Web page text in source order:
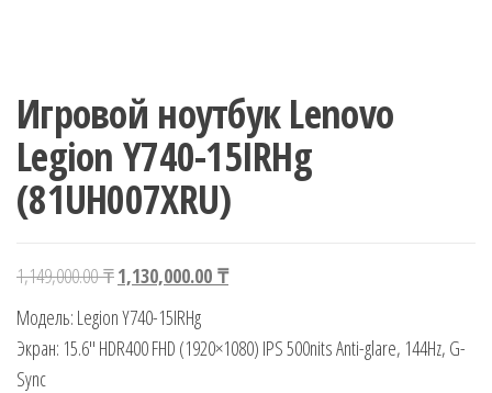
Игровой ноутбук Lenovo
Legion Y740-15IRHg
(81UH007XRU)
1,149,000.00₸Первоначальная
цена
составляла
1,149,000.00 ₸.
1,130,000.00 ₸Текущая
1,130,000.00 ₸.
Модель: Legion Y740-15IRHg
Экран: 15.6″ HDR400 FHD (1920×1080) IPS 500nits Anti-glare, 144Hz, G-
Sync